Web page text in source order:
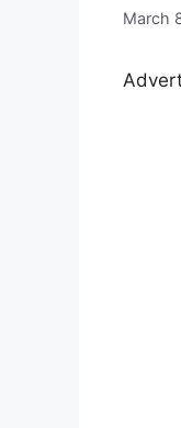
March